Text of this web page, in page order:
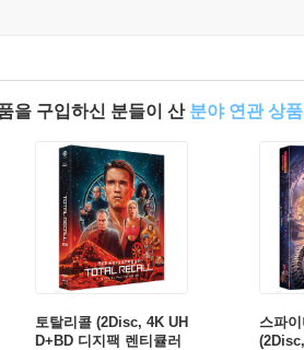
을 구입하신 분들이 산 분야 연관 상품
토탈리콜 (2Disc, 4K UH
D+BD 디지팩 렌티큘러
스파